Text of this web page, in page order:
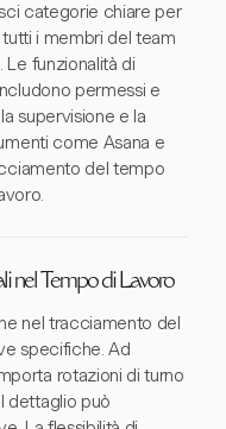
categorie chiare per
i membri del team
funzionalità di
permessi e
supervisione e la
come Asana e
del tempo
nel Tempo di Lavoro
nel tracciamento del
specifiche. Ad
rotazioni di turno
dettaglio può